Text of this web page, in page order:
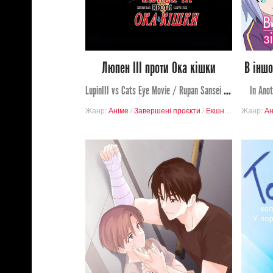
0 4
Люпен ІІІ проти Ока кішки
LupinIII vs Cats Eye Movie / Rupan Sansei VS Kyattsu Ai
Жанр: Аніме /Завершені проєкти / Екшн Пригоди/
В
In
Жанр:
779